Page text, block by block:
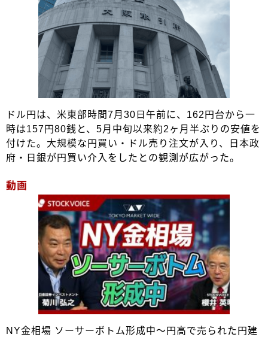
ドル円は、米東部時間7月30日午前に、162円台から一
時は157円80銭と、5月中旬以来約2ヶ月半ぶりの安値を
付けた。大規模な円買い・ドル売り注文が入り、日本政
府・日銀が円買い介入をしたとの観測が広がった。
動画
NY金相場 ソーサーボトム形成中～円高で売られた円建